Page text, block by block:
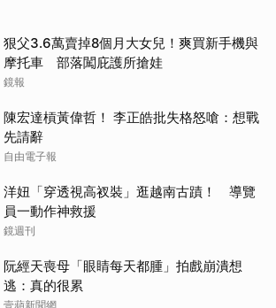
狠父3.6萬賣掉8個月大女兒！爽買新手機與
摩托車 部落闖庇護所搶娃
鏡報
陳宏達槓黃偉哲！ 李正皓批失格怒嗆：想戰
先請辭
自由電子報
洋妞「穿透視高衩裝」逛越南古蹟！ 導覽
員一動作神救援
鏡週刊
阮經天喪母「眼睛每天都腫」拍戲崩潰想
逃：真的很累
壹蘋新聞網